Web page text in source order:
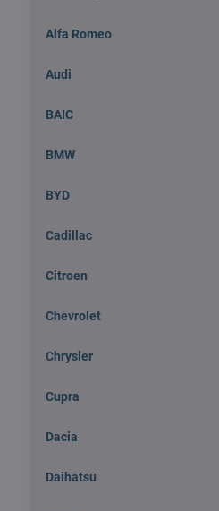
Alfa Romeo
Audi
BAIC
BMW
BYD
Cadillac
Citroen
Chevrolet
Chrysler
Cupra
Dacia
Daihatsu